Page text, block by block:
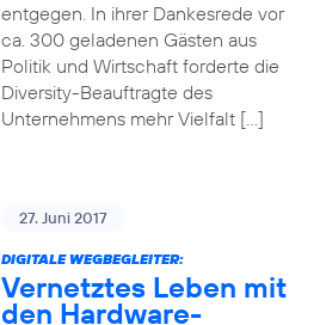
entgegen. In ihrer Dankesrede vor
ca. 300 geladenen Gästen aus
Politik und Wirtschaft forderte die
Diversity-Beauftragte des
Unternehmens mehr Vielfalt […]
27. Juni 2017
DIGITALE WEGBEGLEITER:
Vernetztes Leben mit
den Hardware-